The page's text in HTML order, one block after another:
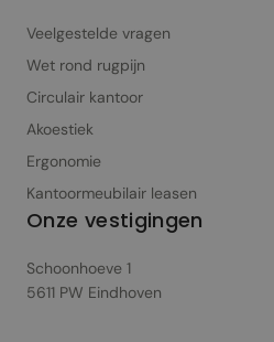
Veelgestelde vragen
Wet rond rugpijn
Circulair kantoor
Akoestiek
Ergonomie
Kantoormeubilair leasen
Onze vestigingen
Schoonhoeve 1
5611 PW Eindhoven